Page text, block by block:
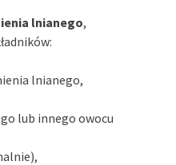
lnianego,
lnianego,
lub innego owocu